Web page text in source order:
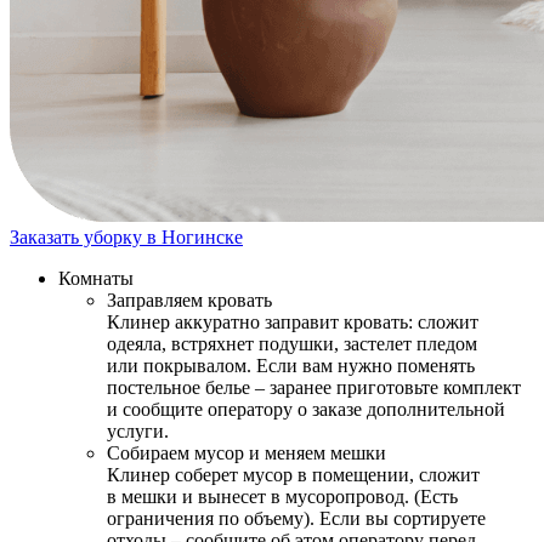
Заказать уборку в Ногинске
Комнаты
Заправляем кровать
Клинер аккуратно заправит кровать: сложит
одеяла, встряхнет подушки, застелет пледом
или покрывалом. Если вам нужно поменять
постельное белье – заранее приготовьте комплект
и сообщите оператору о заказе дополнительной
услуги.
Собираем мусор и меняем мешки
Клинер соберет мусор в помещении, сложит
в мешки и вынесет в мусоропровод. (Есть
ограничения по объему). Если вы сортируете